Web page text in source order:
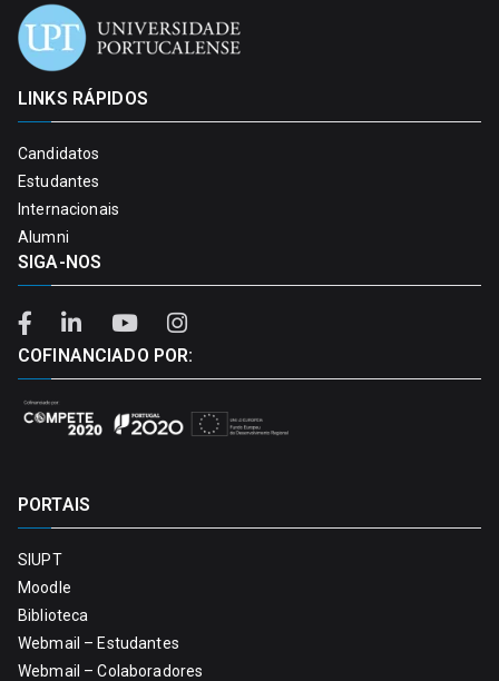
LINKS RÁPIDOS
Candidatos
Estudantes
Internacionais
Alumni
SIGA-NOS
COFINANCIADO POR:
PORTAIS
SIUPT
Moodle
Biblioteca
Webmail – Estudantes
Webmail – Colaboradores